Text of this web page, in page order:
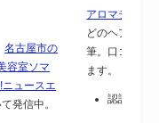
名古屋市の
容室ソマ
ュースエ
発信中。
アロマテラピ
どのヘアケア
筆。口コミで
ます。
認証：